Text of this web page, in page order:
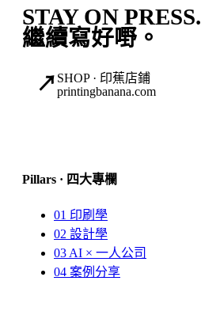
STAY ON PRESS.
繼續寫好嘢。
↗ SHOP · 印蕉店鋪
printingbanana.com
Pillars · 四大專欄
01 印刷學
02 設計學
03 AI × 一人公司
04 案例分享